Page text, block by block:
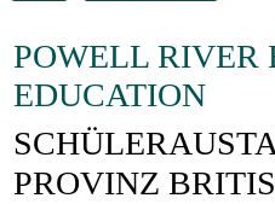
POWELL RIVER
EDUCATION
PROVINZ